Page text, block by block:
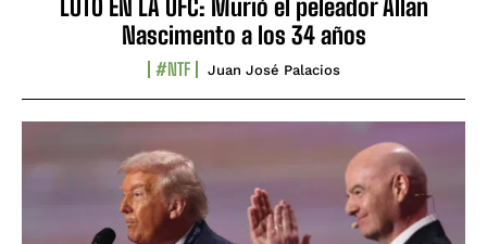
LUTO EN LA UFC: Murió el peleador Allan
Nascimento a los 34 años
#NTF Juan José Palacios